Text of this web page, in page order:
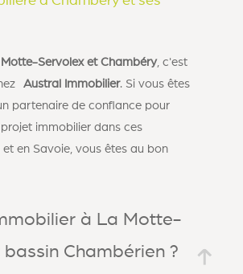
Servolex et Chambéry, c'est
Austral Immobilier. Si vous êtes
partenaire de confiance pour
immobilier dans ces
en Savoie, vous êtes au bon
à La Motte-
Chambérien ?